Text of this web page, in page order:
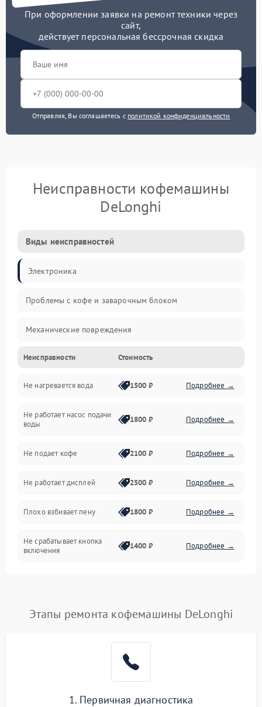
При оформлении заявки на ремонт техники через
сайт,
действует персональная бессрочная скидка
Отправляя, Вы соглашаетесь с политикой конфиденциальности
Неисправности кофемашины
DeLonghi
Виды неисправностей
Электроника
Проблемы с кофе и заварочным блоком
Механические повреждения
Прочие неисправности
Включение и работа
Проблемы с водой
Проблемы с капучинатором и паром
Управление и электроника
Программное обеспечение
Неисправности Стоимость
Не нагревается вода 1500 ₽ Подробнее →
Не работает насос подачи
воды
1800 ₽ Подробнее →
Не подает кофе 2100 ₽ Подробнее →
Не работает дисплей 2500 ₽ Подробнее →
Плохо взбивает пену 1800 ₽ Подробнее →
Не срабатывает кнопка
включения
1400 ₽ Подробнее →
Постоянные сбои в работе Подробнее →
Этапы ремонта кофемашины DeLonghi
1. Первичная диагностика